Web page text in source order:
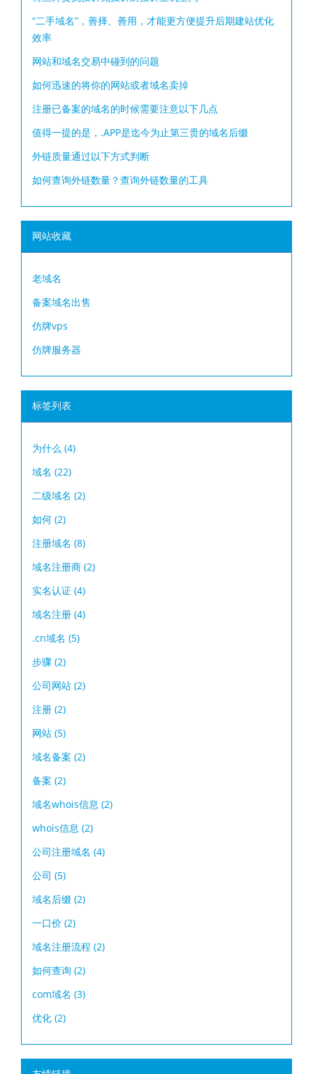
“二手域名”，善择、善用，才能更方便提升后期建站优化
效率
网站和域名交易中碰到的问题
如何迅速的将你的网站或者域名卖掉
注册已备案的域名的时候需要注意以下几点
值得一提的是，.APP是迄今为止第三贵的域名后缀
外链质量通过以下方式判断
如何查询外链数量？查询外链数量的工具
网站收藏
老域名
备案域名出售
仿牌vps
仿牌服务器
标签列表
为什么 (4)
域名 (22)
二级域名 (2)
如何 (2)
注册域名 (8)
域名注册商 (2)
实名认证 (4)
域名注册 (4)
.cn域名 (5)
步骤 (2)
公司网站 (2)
注册 (2)
网站 (5)
域名备案 (2)
备案 (2)
域名whois信息 (2)
whois信息 (2)
公司注册域名 (4)
公司 (5)
域名后缀 (2)
一口价 (2)
域名注册流程 (2)
如何查询 (2)
com域名 (3)
优化 (2)